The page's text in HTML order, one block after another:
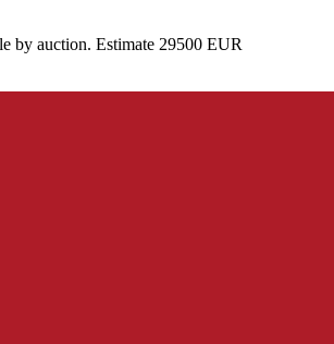
by auction. Estimate 29500 EUR